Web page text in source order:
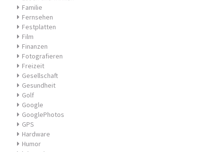
Familie
Fernsehen
Festplatten
Film
Finanzen
Fotografieren
Freizeit
Gesellschaft
Gesundheit
Golf
Google
GooglePhotos
GPS
Hardware
Humor